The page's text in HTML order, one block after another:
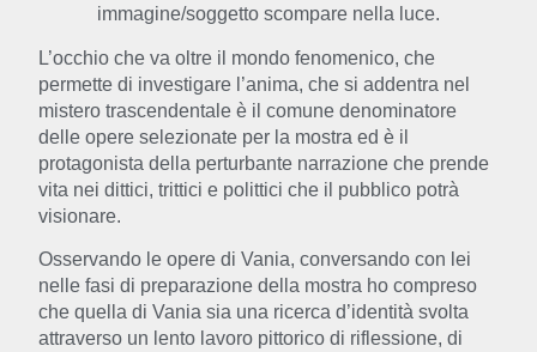
immagine/soggetto scompare nella luce.
L’occhio che va oltre il mondo fenomenico, che
permette di investigare l’anima, che si addentra nel
mistero trascendentale è il comune denominatore
delle opere selezionate per la mostra ed è il
protagonista della perturbante narrazione che prende
vita nei dittici, trittici e polittici che il pubblico potrà
visionare.
Osservando le opere di Vania, conversando con lei
nelle fasi di preparazione della mostra ho compreso
che quella di Vania sia una ricerca d’identità svolta
attraverso un lento lavoro pittorico di riflessione, di